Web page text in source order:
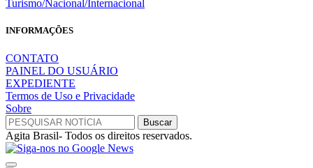
Turismo/Nacional/Internacional
INFORMAÇÕES
CONTATO
PAINEL DO USUÁRIO
EXPEDIENTE
Termos de Uso e Privacidade
Sobre
Agita Brasil- Todos os direitos reservados.